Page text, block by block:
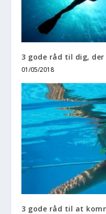
3 gode råd til dig,
01/05/2018
3 gode råd til at